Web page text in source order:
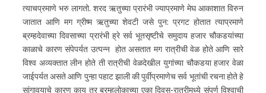
त्याचप्रमाणे भरु लागतो. शरद ऋतुच्या प्रारंभी ज्याप्रमाणे मेघ आकाशात विरुन
जातात आणि मग ग्रीष्म ऋतुच्या शेवटी जसे पुन: प्रगट होतात त्याप्रमाणे
ब्रम्हदेवाच्या दिवसाच्या प्रारंभी ह्रे सर्व भूतसृष्टीचे समुदाय हजार चौकडयांच्या
काळाचे कारण संपेपर्यत उत्पन्न होत असतात मग रात्रीची वेळ होते आणि सारे
विश्व अव्यक्तात लीन होते ती रात्रीची वेळदेखील युगांच्या चौकडया हजार वेळा
जाईपर्यत असते आणि पुन्हा पहाट झाली की पुर्वीप्रमाणेच सर्व भूतांची रचना होते हे
सांगावयाचे कारण काय तर ब्रम्हलोकाच्या एका दिवस-रात्रीमध्ये संपूर्ण विश्वाची